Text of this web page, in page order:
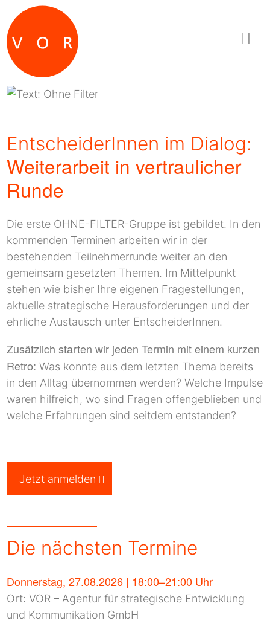
Zum Inhalt springen
Zur Navigation springen
Zum Fußbereich und Kontakt springen
EntscheiderInnen im Dialog:
Weiterarbeit in vertraulicher
Runde
Die erste OHNE-FILTER-Gruppe ist gebildet. In den
kommenden Terminen arbeiten wir in der
bestehenden Teilnehmerrunde weiter an den
gemeinsam gesetzten Themen. Im Mittelpunkt
stehen wie bisher Ihre eigenen Fragestellungen,
aktuelle strategische Herausforderungen und der
ehrliche Austausch unter EntscheiderInnen.
Zusätzlich starten wir jeden Termin mit einem kurzen
Retro: Was konnte aus dem letzten Thema bereits
in den Alltag übernommen werden? Welche Impulse
waren hilfreich, wo sind Fragen offengeblieben und
welche Erfahrungen sind seitdem entstanden?
Jetzt anmelden
Die nächsten Termine
Donnerstag, 27.08.2026 | 18:00–21:00 Uhr
Ort: VOR – Agentur für strategische Entwicklung
und Kommunikation GmbH